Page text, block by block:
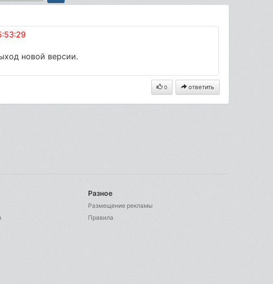
новой версии.
0 ответить
Разное
Размещение рекламы
Правила